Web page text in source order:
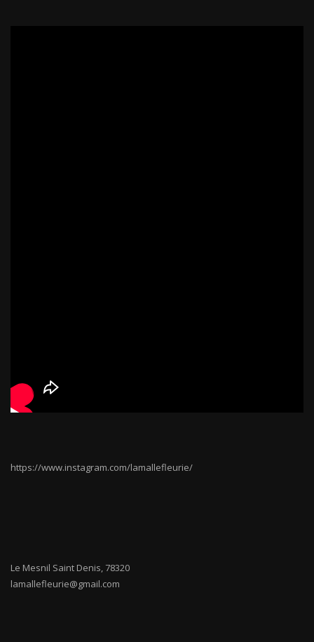
https://www.instagram.com/lamallefleurie/
Le Mesnil Saint Denis,78320
lamallefleurie@gmail.com